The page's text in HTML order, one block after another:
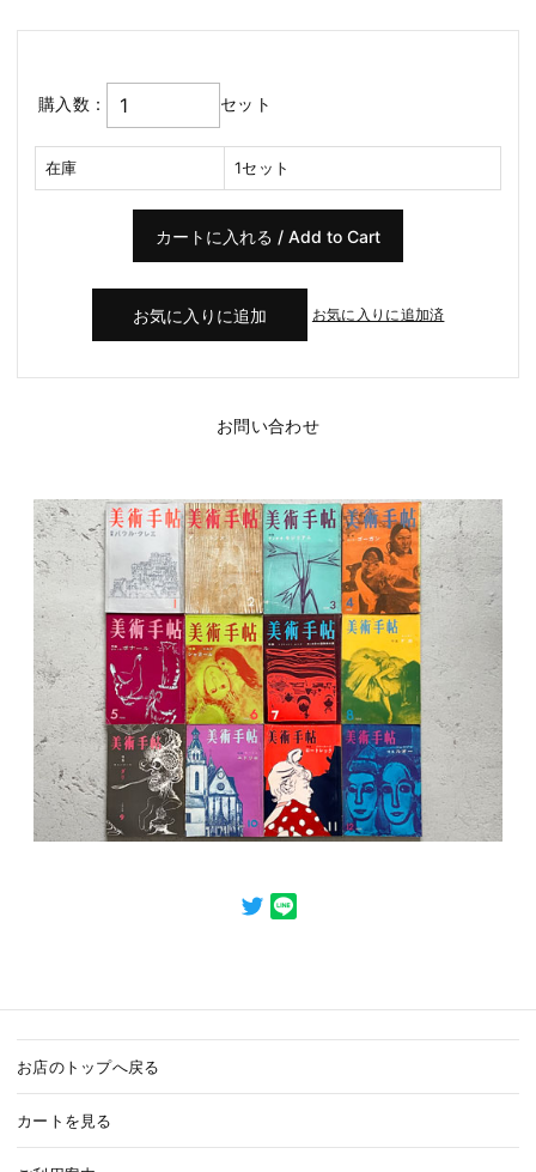
購入数： セット
在庫 1セット
お気に入りに追加済
お問い合わせ
お店のトップへ戻る
カートを見る